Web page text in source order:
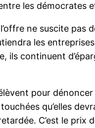
les démocrates
ne suscite
les
ils continuent
pour
qu’elles
C’est le